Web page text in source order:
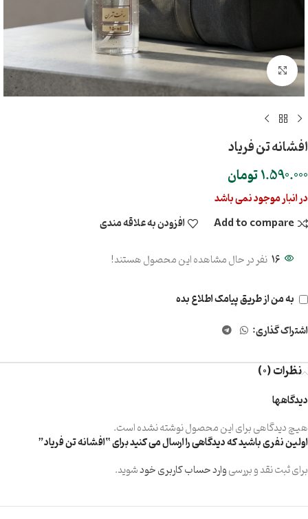
بزرگنمایی تصویر
افشانه تن فریاد
1.590.000تومان
در انبار موجود نمی باشد
Add to compare
افزودن به علاقه مندی
16 نفر در حال مشاهده این محصول هستند!
به من از طریق پیامک اطلاع بده
اشتراک گذاری:
نظرات (0)
دیدگاهها
هیچ دیدگاهی برای این محصول نوشته نشده است.
اولین نفری باشید که دیدگاهی را ارسال می کنید برای “افشانه تن فریاد”
برای ثبت نقد و بررسیوارد حساب کاربری خودشوید.